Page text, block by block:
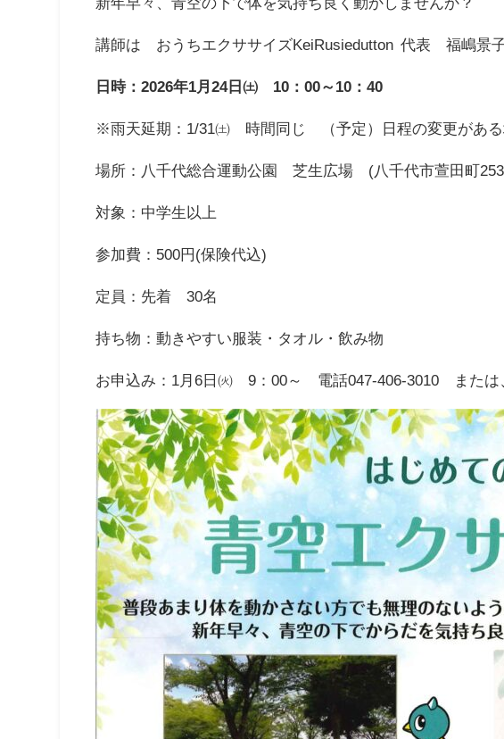
講師は おうちエクササイズKeiRusiedutton 代表 福嶋景子
日時：2026年1月24日㈯ 10：00～10：40
※雨天延期：1/31㈯ 時間同じ （予定）日程の変更がある
場所：八千代総合運動公園 芝生広場 (八千代市萱田町
対象：中学生以上
参加費：500円(保険代込)
定員：先着 30名
持ち物：動きやすい服装・タオル・飲み物
お申込み：1月6日㈫ 9：00～ 電話047-406-3010 または